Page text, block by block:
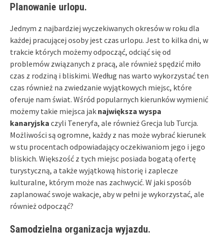
Planowanie urlopu.
Jednym z najbardziej wyczekiwanych okresów w roku dla
każdej pracującej osoby jest czas urlopu. Jest to kilka dni, w
trakcie których możemy odpocząć, odciąć się od
problemów związanych z pracą, ale również spędzić miło
czas z rodziną i bliskimi. Według nas warto wykorzystać ten
czas również na zwiedzanie wyjątkowych miejsc, które
oferuje nam świat. Wśród popularnych kierunków wymienić
możemy takie miejsca jak największa wyspa
kanaryjska czyli Teneryfa, ale również Grecja lub Turcja.
Możliwości są ogromne, każdy z nas może wybrać kierunek
w stu procentach odpowiadający oczekiwaniom jego i jego
bliskich. Większość z tych miejsc posiada bogatą ofertę
turystyczną, a także wyjątkową historię i zaplecze
kulturalne, którym może nas zachwycić. W jaki sposób
zaplanować swoje wakacje, aby w pełni je wykorzystać, ale
również odpocząć?
Samodzielna organizacja wyjazdu.